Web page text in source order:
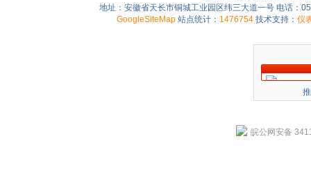
地址：安徽省天长市铜城工业园区纬三大道一号 电话：
GoogleSiteMap 站点统计： 1476754 技术支持： 仪
皖公网安备